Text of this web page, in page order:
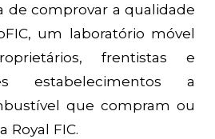
de comprovar a qualidade
um laboratório móvel
frentistas e
estabelecimentos a
que compram ou
Royal FIC.